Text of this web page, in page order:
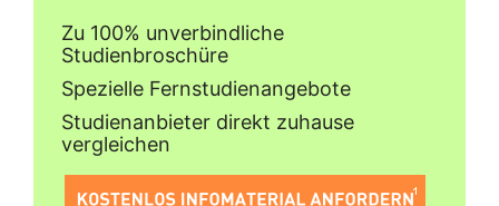
Zu 100% unverbindliche
Studienbroschüre
Spezielle Fernstudienangebote
Studienanbieter direkt zuhause
vergleichen